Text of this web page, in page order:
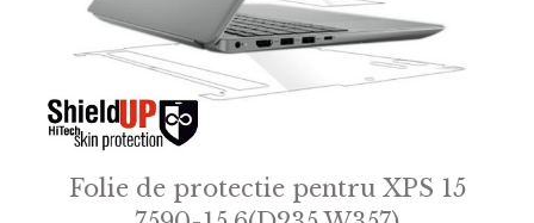
Folie de protectie pentru XPS 15